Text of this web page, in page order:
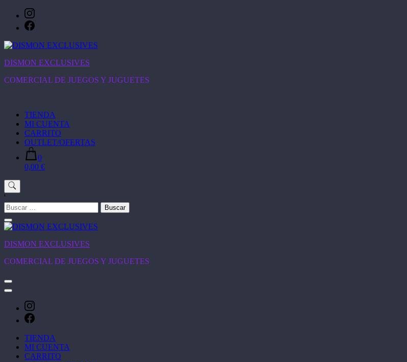
contenido
DISMON EXCLUSIVES
COMERCIAL DE JUEGOS Y JUGUETES
TIENDA
MI CUENTA
CARRITO
OUTLET/OFERTAS
0
0,00 €
'
Buscar:
DISMON EXCLUSIVES
COMERCIAL DE JUEGOS Y JUGUETES
TIENDA
MI CUENTA
CARRITO